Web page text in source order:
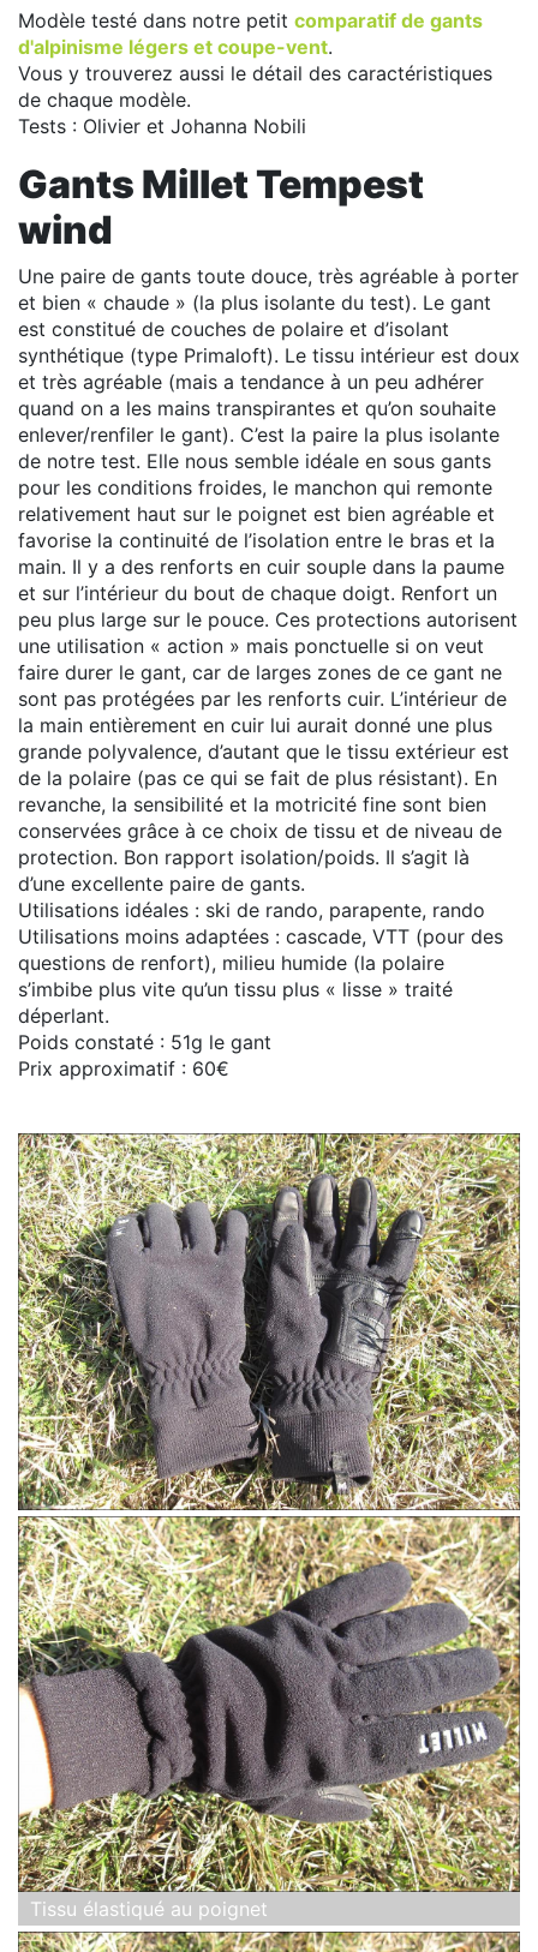
Modèle testé dans notre petit comparatif de gants
d'alpinisme légers et coupe-vent.
Vous y trouverez aussi le détail des caractéristiques
de chaque modèle.
Tests : Olivier et Johanna Nobili
Gants Millet Tempest
wind
Une paire de gants toute douce, très agréable à porter
et bien « chaude » (la plus isolante du test). Le gant
est constitué de couches de polaire et d’isolant
synthétique (type Primaloft). Le tissu intérieur est doux
et très agréable (mais a tendance à un peu adhérer
quand on a les mains transpirantes et qu’on souhaite
enlever/renfiler le gant). C’est la paire la plus isolante
de notre test. Elle nous semble idéale en sous gants
pour les conditions froides, le manchon qui remonte
relativement haut sur le poignet est bien agréable et
favorise la continuité de l’isolation entre le bras et la
main. Il y a des renforts en cuir souple dans la paume
et sur l’intérieur du bout de chaque doigt. Renfort un
peu plus large sur le pouce. Ces protections autorisent
une utilisation « action » mais ponctuelle si on veut
faire durer le gant, car de larges zones de ce gant ne
sont pas protégées par les renforts cuir. L’intérieur de
la main entièrement en cuir lui aurait donné une plus
grande polyvalence, d’autant que le tissu extérieur est
de la polaire (pas ce qui se fait de plus résistant). En
revanche, la sensibilité et la motricité fine sont bien
conservées grâce à ce choix de tissu et de niveau de
protection. Bon rapport isolation/poids. Il s’agit là
d’une excellente paire de gants.
Utilisations idéales : ski de rando, parapente, rando
Utilisations moins adaptées : cascade, VTT (pour des
questions de renfort), milieu humide (la polaire
s’imbibe plus vite qu’un tissu plus « lisse » traité
déperlant.
Poids constaté : 51g le gant
Prix approximatif : 60€
Tissu élastiqué au poignet